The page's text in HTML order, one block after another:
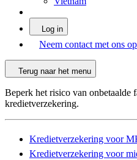
Log in
Neem contact met ons op
Terug naar het menu
Beperk het risico van onbetaalde
kredietverzekering.
Kredietverzekering voor
Kredietverzekering voor